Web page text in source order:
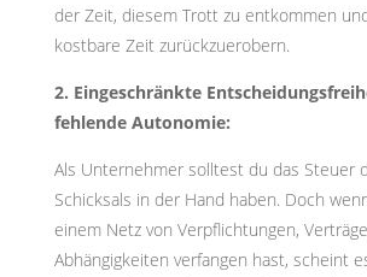
der Zeit, diesem Trott zu entkommen
kostbare Zeit zurückzuerobern.
2. Eingeschränkte
fehlende Autonomie:
Als Unternehmer solltest du das Steuer
Schicksals in der Hand haben. Doch
einem Netz von Verpflichtungen,
Abhängigkeiten verfangen hast, scheint